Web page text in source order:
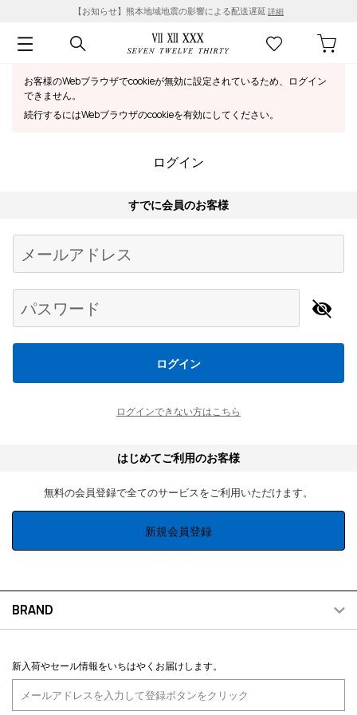
【お知らせ】熊本地域地震の影響による配送遅延 詳細
お客様のWebブラウザでcookieが無効に設定されているため、ログイン
できません。
続行するにはWebブラウザのcookieを有効にしてください。
ログイン
すでに会員のお客様
Begin typing for results.
メールアドレス
パスワード
ログイン
ログインできない方はこちら
はじめてご利用のお客様
無料の会員登録で全てのサービスをご利用いただけます。
新規会員登録
BRAND
新入荷やセール情報をいちはやくお届けします。